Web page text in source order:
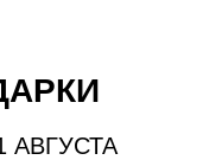
АВГУСТА